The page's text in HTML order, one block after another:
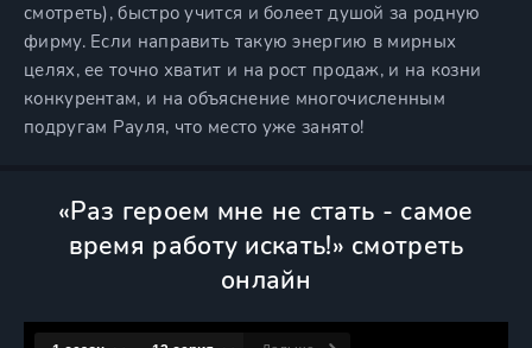
смотреть), быстро учится и болеет душой за родную
фирму. Если направить такую энергию в мирных
целях, ее точно хватит и на рост продаж, и на козни
конкурентам, и на объяснение многочисленным
подругам Рауля, что место уже занято!
«Раз героем мне не стать - самое
время работу искать!» смотреть
онлайн